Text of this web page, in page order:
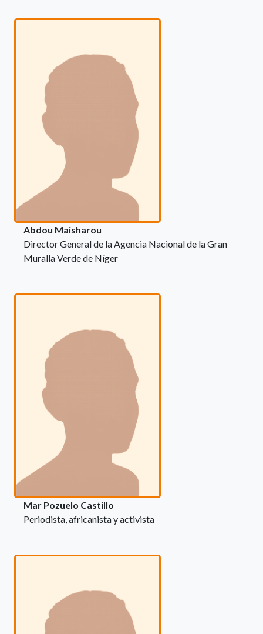
Abdou Maisharou
Director General de la Agencia Nacional de la Gran
Muralla Verde de Níger
Mar Pozuelo Castillo
Periodista, africanista y activista